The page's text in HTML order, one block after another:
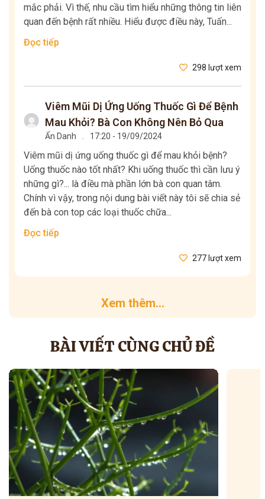
mắc phải. Vì thế, nhu cầu tìm hiểu những thông tin liên
quan đến bệnh rất nhiều. Hiểu được điều này, Tuấn...
Đọc tiếp
298 lượt xem
Viêm Mũi Dị Ứng Uống Thuốc Gì Để Bệnh
Mau Khỏi? Bà Con Không Nên Bỏ Qua
Ẩn Danh . 17:20 - 19/09/2024
Viêm mũi dị ứng uống thuốc gì để mau khỏi bệnh?
Uống thuốc nào tốt nhất? Khi uống thuốc thì cần lưu ý
những gì?... là điều mà phần lớn bà con quan tâm.
Chính vì vậy, trong nội dung bài viết này tôi sẽ chia sẻ
đến bà con top các loại thuốc chữa...
Đọc tiếp
277 lượt xem
Xem thêm...
BÀI VIẾT CÙNG CHỦ ĐỀ